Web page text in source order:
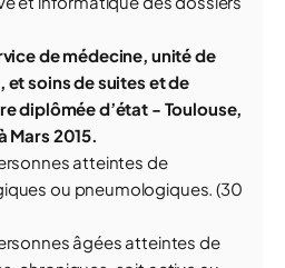
de médecine, unité de
et soins de suites et de
diplômée d’état - Toulouse,
Mars 2015.
atteintes de
ou pneumologiques. (30
âgées atteintes de